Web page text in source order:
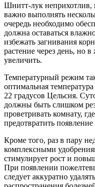
Шнитт-лук неприхотлив,
важно выполнять
очередь необходимо
должна оставаться
избежать загнивания
растение через день, но
увеличить.
Температурный режим
оптимальная
22 градусов Цельсия.
должны быть слишком
проветривать комнату,
предотвратить
Кроме того, раз в пару
комплексными
стимулирует рост и
При появлении
следует аккуратно